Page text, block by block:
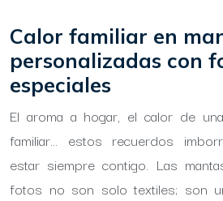
Calor familiar en
personalizadas con
especiales
El aroma a hogar, el calor de
familiar… estos recuerdos
estar siempre contigo. Las
fotos no son solo textiles; son